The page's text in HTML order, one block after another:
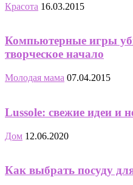
Красота 16.03.2015
Компьютерные игры
творческое начало
Молодая мама 07.04.2015
Lussole: свежие идеи и
Дом 12.06.2020
Как выбрать посуду